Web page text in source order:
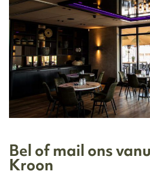
Bel of mail ons
Kroon